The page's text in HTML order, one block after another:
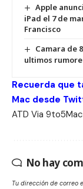
Apple
iPad el 7 de
Francisco
Camara de
ultimos
Recuerda que
Mac desde
ATD Via 9to5Mac
No hay
Tu dirección de correo